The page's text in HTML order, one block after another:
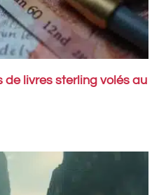
livres sterling volés au